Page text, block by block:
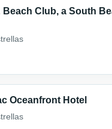
Beach Club, a South
Oceanfront Hotel